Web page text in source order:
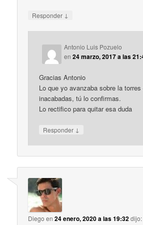
Responder ↓
Antonio Luis Pozuelo
en24 marzo, 2017 a las
Gracias Antonio
Lo que yo avanzaba sobre la
inacabadas, tú lo confirmas.
Lo rectifico para quitar esa duda
Responder ↓
Diego en24 enero, 2020 a las 19:32dijo: